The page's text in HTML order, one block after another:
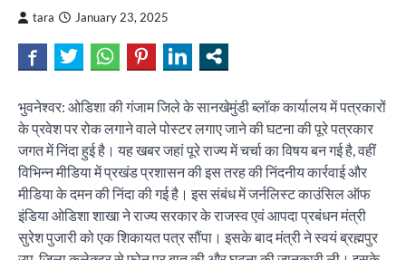
tara January 23, 2025
भुवनेश्वर: ओडिशा की गंजाम जिले के सानखेमुंडी ब्लॉक कार्यालय में पत्रकारों
के प्रवेश पर रोक लगाने वाले पोस्टर लगाए जाने की घटना की पूरे पत्रकार
जगत में निंदा हुई है। यह खबर जहां पूरे राज्य में चर्चा का विषय बन गई है, वहीं
विभिन्न मीडिया में प्रखंड प्रशासन की इस तरह की निंदनीय कार्रवाई और
मीडिया के दमन की निंदा की गई है। इस संबंध में जर्नलिस्ट काउंसिल ऑफ
इंडिया ओडिशा शाखा ने राज्य सरकार के राजस्व एवं आपदा प्रबंधन मंत्री
सुरेश पुजारी को एक शिकायत पत्र सौंपा। इसके बाद मंत्री ने स्वयं ब्रह्मपुर